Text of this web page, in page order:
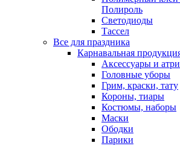
Полироль
Светодиоды
Тассел
Все для праздника
Карнавальная
Аксессуары и
Головные уборы
Грим, краски, тату
Короны, тиары
Костюмы, наборы
Маски
Ободки
Парики